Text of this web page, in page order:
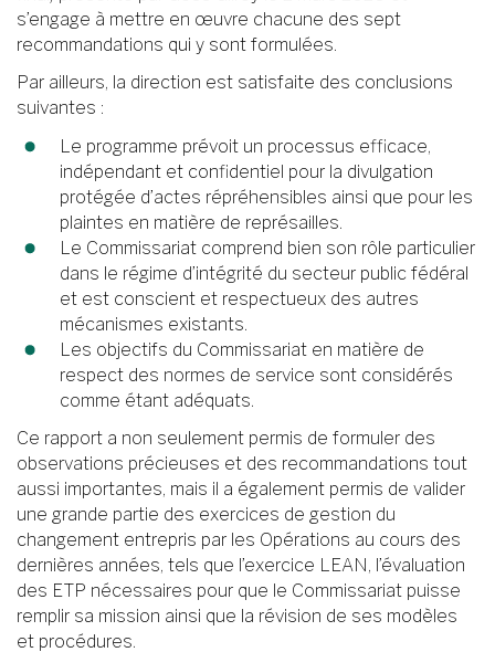
s’engage à mettre en œuvre chacune des sept
recommandations qui y sont formulées.
Par ailleurs, la direction est satisfaite des conclusions
suivantes :
Le programme prévoit un processus efficace,
indépendant et confidentiel pour la divulgation
protégée d’actes répréhensibles ainsi que pour les
plaintes en matière de représailles.
Le Commissariat comprend bien son rôle particulier
dans le régime d’intégrité du secteur public fédéral
et est conscient et respectueux des autres
mécanismes existants.
Les objectifs du Commissariat en matière de
respect des normes de service sont considérés
comme étant adéquats.
Ce rapport a non seulement permis de formuler des
observations précieuses et des recommandations tout
aussi importantes, mais il a également permis de valider
une grande partie des exercices de gestion du
changement entrepris par les Opérations au cours des
dernières années, tels que l’exercice LEAN, l’évaluation
des ETP nécessaires pour que le Commissariat puisse
remplir sa mission ainsi que la révision de ses modèles
et procédures.